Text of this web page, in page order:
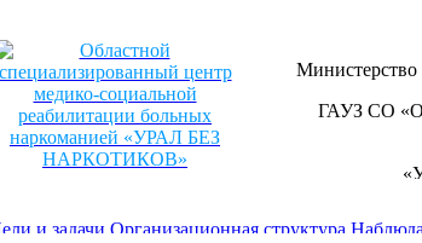
Министерство
ГАУЗ СО
+7
и задачи Организационная структура